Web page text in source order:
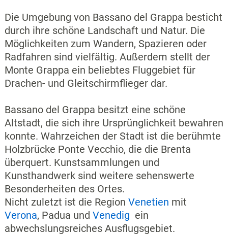
Die Umgebung von Bassano del Grappa besticht
durch ihre schöne Landschaft und Natur. Die
Möglichkeiten zum Wandern, Spazieren oder
Radfahren sind vielfältig. Außerdem stellt der
Monte Grappa ein beliebtes Fluggebiet für
Drachen- und Gleitschirmflieger dar.
Bassano del Grappa besitzt eine schöne
Altstadt, die sich ihre Ursprünglichkeit bewahren
konnte. Wahrzeichen der Stadt ist die berühmte
Holzbrücke Ponte Vecchio, die die Brenta
überquert. Kunstsammlungen und
Kunsthandwerk sind weitere sehenswerte
Besonderheiten des Ortes.
Nicht zuletzt ist die Region Venetien mit
Verona, Padua und Venedig ein
abwechslungsreiches Ausflugsgebiet.